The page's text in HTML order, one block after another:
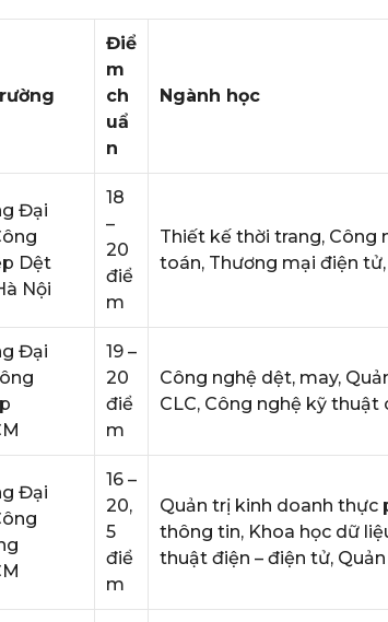
Điể
m
ch
uẩ
n
Ngành học
Đại
Dệt
Nội
18
–
20
điể
m
Thiết kế thời trang, Công
toán, Thương mại điện
Đại
19 –
20
điể
m
Công nghệ dệt, may,
CLC, Công nghệ kỹ thuật
Đại
16 –
20,
5
điể
m
Quản trị kinh doanh thực
thông tin, Khoa học dữ
thuật điện – điện tử,